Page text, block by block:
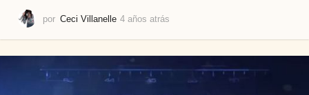
por Ceci Villanelle 4 años atrás
o
s